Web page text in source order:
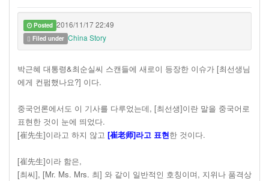
Posted 2016/11/17 22:49
Filed under China Story
박근혜 대통령&최순실씨 스캔들에 새로이 등장한 이슈가 [최선생님
에게 컨펌했나요?] 이다.
중국언론에서도 이 기사를 다루었는데, [최선생]이란 말을 중국어로
표현한 것이 눈에 띄었다.
[崔先生]이라고 하지 않고 [崔老师]라고 표현한 것이다.
[崔先生]이라 함은,
[최씨], [Mr. Ms. Mrs. 최] 와 같이 일반적인 호칭이며, 지위나 품격상